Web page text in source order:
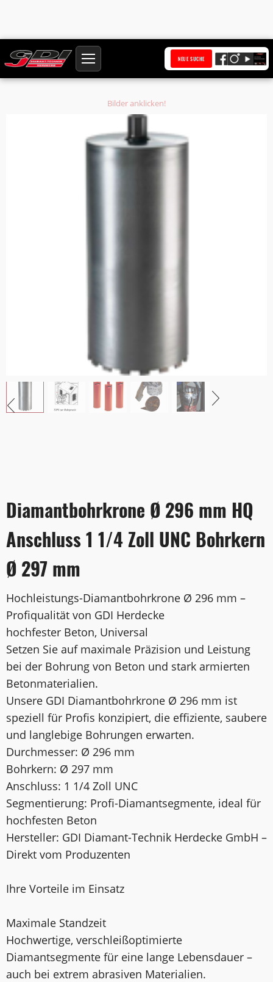
NEUE SUCHE
Startseite
Produkte
Diamantbohrkrone Ø 296 mm HQ Anschluss 1 1/4 Zoll UNC Bohrkern Ø 297
Bilder anklicken!
Diamantbohrkrone Ø 296 mm HQ
Anschluss 1 1/4 Zoll UNC Bohrkern
Ø 297 mm
Hochleistungs-Diamantbohrkrone Ø 296 mm –
Profiqualität von GDI Herdecke
hochfester Beton, Universal
Setzen Sie auf maximale Präzision und Leistung
bei der Bohrung von Beton und stark armierten
Betonmaterialien.
Unsere GDI Diamantbohrkrone Ø 296 mm ist
speziell für Profis konzipiert, die effiziente, saubere
und langlebige Bohrungen erwarten.
Durchmesser: Ø 296 mm
Bohrkern: Ø 297 mm
Anschluss: 1 1/4 Zoll UNC
Segmentierung: Profi-Diamantsegmente, ideal für
hochfesten Beton
Hersteller: GDI Diamant-Technik Herdecke GmbH –
Direkt vom Produzenten
Ihre Vorteile im Einsatz
Maximale Standzeit
Hochwertige, verschleißoptimierte
Diamantsegmente für eine lange Lebensdauer –
auch bei extrem abrasiven Materialien.